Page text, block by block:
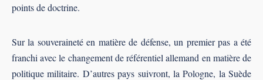
points de doctrine.
Sur la souveraineté en matière de défense, un premier pas a été
franchi avec le changement de référentiel allemand en matière de
politique militaire. D’autres pays suivront, la Pologne, la Suède